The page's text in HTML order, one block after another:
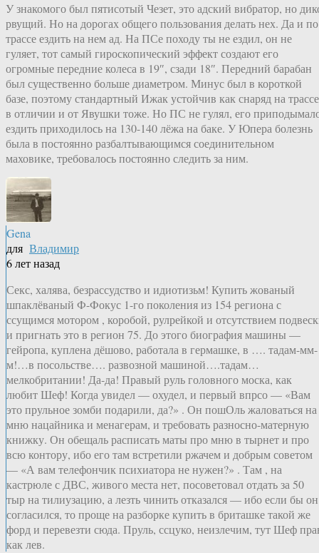
У знакомого был пятисотый Чезет, это адский вибратор, но
рвущий. Но на дорогах общего пользования делать нех. Да и по
трассе ездить на нем ад. На ПСе походу ты не ездил, он не
гуляет, тот самый гироскопический эффект создают его
огромные передние колеса в 19″, сзади 18″. Передний барабан
был существенно больше диаметром. Минус был в короткой
базе, поэтому стандартный Ижак устойчив как снаряд на трассе
в отличии и от Явушки тоже. Но ПС не гулял, его
ездить приходилось на 130-140 лёжа на баке. У Юпера болезнь
была в постоянно разбалтывающимся соединительном
маховике, требовалось постоянно следить за ним.
Gena
для Владимир
6 лет назад
Секс, халява, безрассудство и идиотизьм! Купить жованый
шпаклёваный Ф-Фокус 1-го поколения из 154 региона с
ссущимся мотором , коробой, рулрейкой и отсутствием
и пригнать это в регион 75. До этого биография машины —
гейропа, куплена дёшово, работала в гермашке, в …. тадам-мм-
м!…в посольстве…. развозной машиной….тадам…
мелкобритании! Да-да! Правый руль головного моска, как
любит Шеф! Когда увидел — охудел, и первый впрсо — «Вам
это прульное зомби подарили, да?» . Он пошОль жаловаться на
мню нацайника и менагерам, и требовать разносно-матерную
книжку. Он обещаль расписать маты про мню в тырнет и про
всю контору, ибо его там встретили ржачем и добрым советом
— «А вам телефончик психиатора не нужен?» . Там , на
кастрюле с ДВС, живого места нет, посоветовал отдать за 50
тыр на тилиузацию, а лезть чинить отказался — ибо если бы он
согласился, то проще на разборке купить в бриташке такой же
форд и перевезти сюда. Пруль, ссцуко, неизлечим, тут Шеф
как лев.